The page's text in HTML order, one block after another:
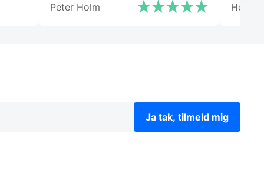
anbefale Gastrobutikken – som
Peter Holm Henrik
Ja tak, tilmeld mig